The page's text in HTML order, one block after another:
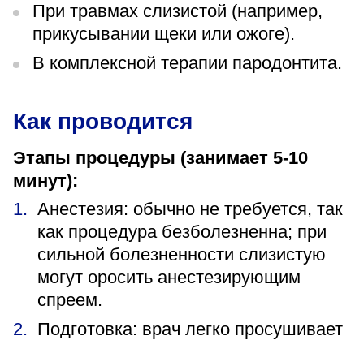
При травмах слизистой (например,
прикусывании щеки или ожоге).
В комплексной терапии пародонтита.
Как проводится
Этапы процедуры (занимает 5-10
минут):
Анестезия: обычно не требуется, так
как процедура безболезненна; при
сильной болезненности слизистую
могут оросить анестезирующим
спреем.
Подготовка: врач легко просушивает